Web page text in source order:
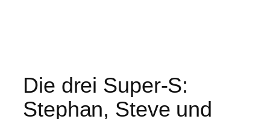
Die drei Super-S:
Stephan, Steve und